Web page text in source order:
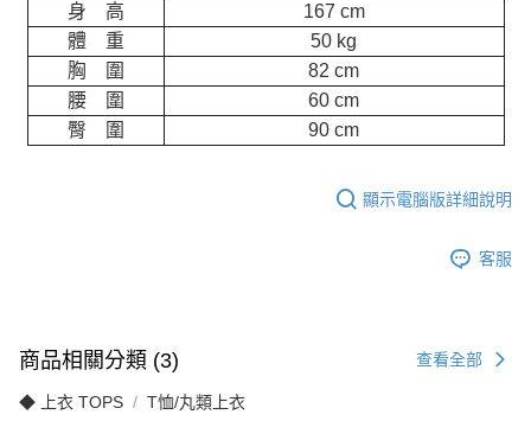
身 高
167 cm
體 重
50 kg
胸 圍
82 cm
腰 圍
60 cm
臀 圍
90 cm
顯示電腦版詳細說明
客服
商品相關分類 (3) 查看全部
◆ 上衣 TOPS T恤/丸類上衣